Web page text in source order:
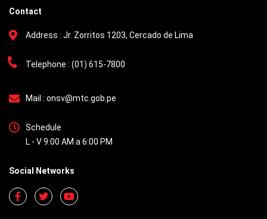
Contact
Address : Jr. Zorritos 1203, Cercado de Lima
Telephone : (01) 615-7800
Mail : onsv@mtc.gob.pe
Schedule
L - V 9:00 AM a 6:00 PM
Social Networks